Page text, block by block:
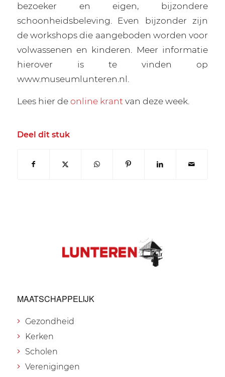
bezoeker en eigen, bijzondere
schoonheidsbeleving. Even bijzonder zijn
de workshops die aangeboden worden voor
volwassenen en kinderen. Meer informatie
hierover is te vinden op
www.museumlunteren.nl.
Lees hier deonline krant van deze week.
Deel dit stuk
MAATSCHAPPELIJK
Gezondheid
Kerken
Scholen
Verenigingen